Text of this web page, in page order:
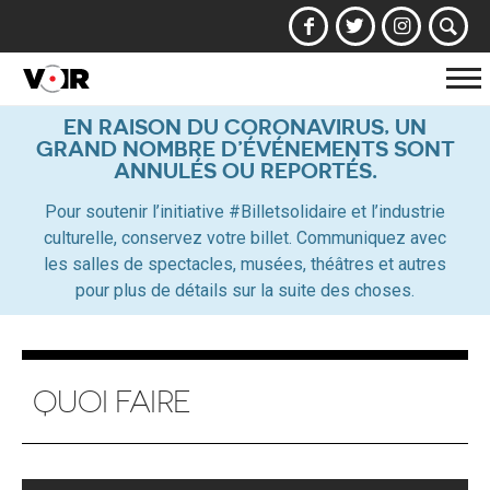
la
EN RAISON DU CORONAVIRUS, UN
GRAND NOMBRE D’ÉVÉNEMENTS SONT
ANNULÉS OU REPORTÉS.
Pour soutenir l’initiative #Billetsolidaire et l’industrie
culturelle, conservez votre billet. Communiquez avec
les salles de spectacles, musées, théâtres et autres
pour plus de détails sur la suite des choses.
QUOI FAIRE